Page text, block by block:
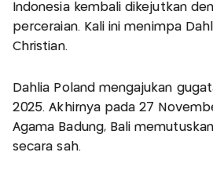
Indonesia kembali dikejutkan
perceraian. Kali ini menimpa
Christian.
Dahlia Poland mengajukan
2025. Akhirnya pada 27
Agama Badung, Bali
secara sah.